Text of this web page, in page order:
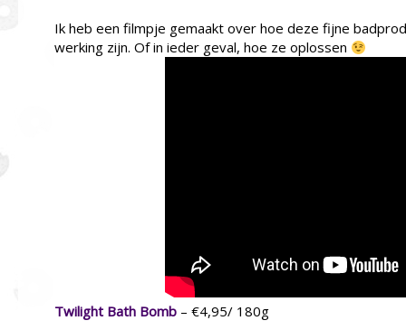
Ik heb een filmpje gemaakt over hoe deze fijne
werking zijn. Of in ieder geval, hoe ze oplossen
Twilight Bath Bomb – €4,95/ 180g